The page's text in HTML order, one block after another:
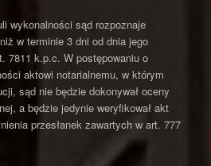
wykonalności sąd rozpoznaje
w terminie 3 dni od dnia jego
7811 k.p.c. W postępowaniu o
aktowi notarialnemu, w którym
sąd nie będzie dokonywał oceny
a będzie jedynie weryfikował akt
przesłanek zawartych w art. 777